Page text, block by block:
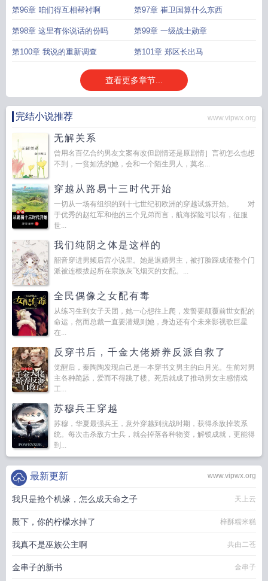
第96章 咱们得互相帮衬啊 第97章 崔卫国算什么东西
第98章 这里有你说话的份吗 第99章 一级战士勋章
第100章 我说的重新调查 第101章 郑区长出马
查看更多章节...
完结小说推荐 www.vipwx.org
无解关系
曾用名百亿合约男友文案有改但剧情还是原剧情］言初怎么也想
不到，一贫如洗的她，会和一个陌生男人，莫名...
穿越从路易十三时代开始
一切从一场有组织的到十七世纪初欧洲的穿越试炼开始。 对
于优秀的赵红军和他的三个兄弟而言，航海探险可以有，征服
世...
我们纯阴之体是这样的
韶音穿进男频后宫小说里。她是退婚男主，被打脸踩成渣整个门
派被连根拔起所在宗族灰飞烟灭的女配。...
全民偶像之女配有毒
从练习生到女子天团，她一心想往上爬，发誓要颠覆前世女配的
命运，然而总裁一直要潜规则她，身边还有个未来影视歌巨星
在...
反穿书后，千金大佬娇养反派自救了
觉醒后，秦陶陶发现自己是一本穿书文男主的白月光。生前对男
主各种跪舔，爱而不得跳了楼。死后就成了推动男女主感情戏
工...
苏穆兵王穿越
苏穆，华夏最强兵王，意外穿越到抗战时期，获得杀敌掉装系
统。每次击杀敌方士兵，就会掉落各种物资，解锁成就，更能得
到...
www.vipwx.org
最新更新
我只是抢个机缘，怎么成天命之子 天上云
殿下，你的柠檬水掉了 梓酥糯米糕
我真不是巫族公主啊 共由二苍
金串子的新书 金串子